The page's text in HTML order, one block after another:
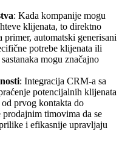
: Kada kompanije mogu
klijenata, to direktno
automatski generisani
potrebe klijenata ili
mogu značajno
: Integracija CRM-a sa
potencijalnih klijenata
prvog kontakta do
timovima da se
i efikasnije upravljaju